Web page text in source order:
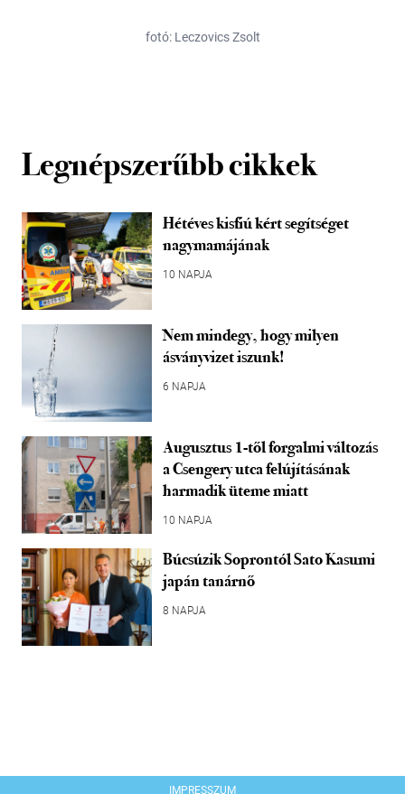
fotó: Leczovics Zsolt
Legnépszerűbb cikkek
Hétéves kisfiú kért segítséget
nagymamájának
10 NAPJA
Nem mindegy, hogy milyen
ásványvizet iszunk!
6 NAPJA
Augusztus 1-től forgalmi változás
a Csengery utca felújításának
harmadik üteme miatt
10 NAPJA
Búcsúzik Soprontól Sato Kasumi
japán tanárnő
8 NAPJA
IMPRESSZUM